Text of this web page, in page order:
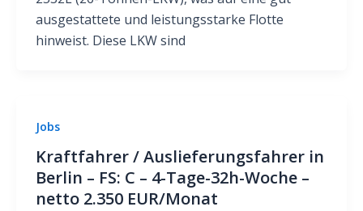
ausgestattete und leistungsstarke Flotte
hinweist. Diese LKW sind
Jobs
Kraftfahrer / Auslieferungsfahrer in
Berlin – FS: C – 4-Tage-32h-Woche –
netto 2.350 EUR/Monat